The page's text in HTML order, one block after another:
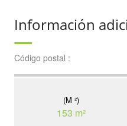
Información
Código postal :
(M ²)
153 m²